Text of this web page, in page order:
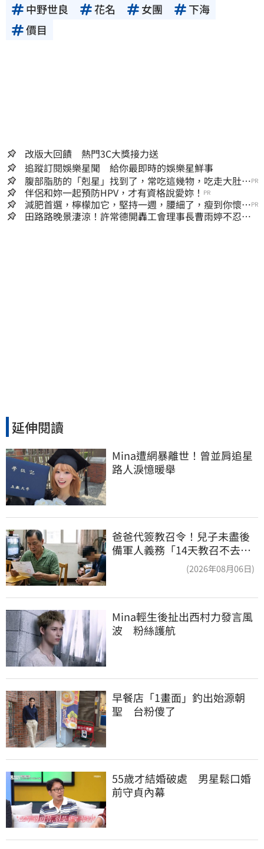
中野世良 花名 女團
下海
價目
改版大回饋 熱門3C大獎接力送
追蹤訂閱娛樂星聞 給你最即時的娛樂星鮮事
腹部脂肪的「剋星」找到了，常吃這幾物，吃走大肚
囊，瘦出小蠻腰
PR
伴侶和妳一起預防HPV，才有資格說愛妳！ PR
減肥首選，檸檬加它，堅持一週，腰細了，瘦到你懷疑
人生
PR
田路路晚景淒涼！許常德開轟工會理事長曹雨婷不忍
延伸閱讀
Mina遭網暴離世！曾並肩追星
路人淚憶暖舉
爸爸代簽教召令！兒子未盡後
備軍人義務「14天教召不去」
(2026年08月06日)
Mina輕生後扯出西村力發言風
波　粉絲護航
早餐店「1畫面」釣出始源朝
聖　台粉傻了
55歲才結婚破處　男星鬆口婚
前守貞內幕